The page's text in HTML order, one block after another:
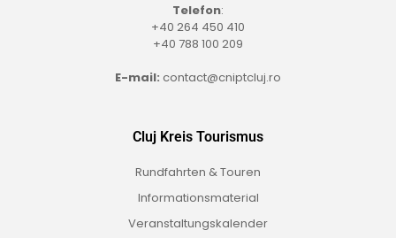
Telefon:
+40 264 450 410
+40 788 100 209
E-mail: contact@cniptcluj.ro
Cluj Kreis Tourismus
Rundfahrten & Touren
Informationsmaterial
Veranstaltungskalender